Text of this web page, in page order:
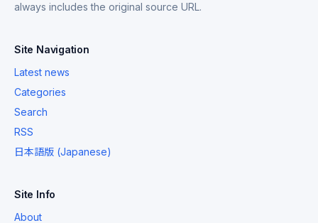
always includes the original source URL.
Site Navigation
Latest news
Categories
Search
RSS
日本語版 (Japanese)
Site Info
About